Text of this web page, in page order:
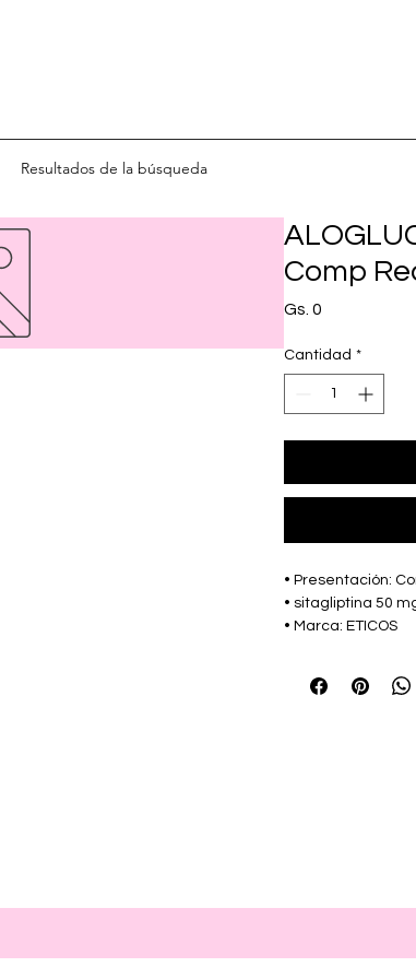
Resultados de la búsqueda
Comp
Gs. 0
Cantidad *
• Presentación:
• sitagliptina 50
• Marca: ETICOS